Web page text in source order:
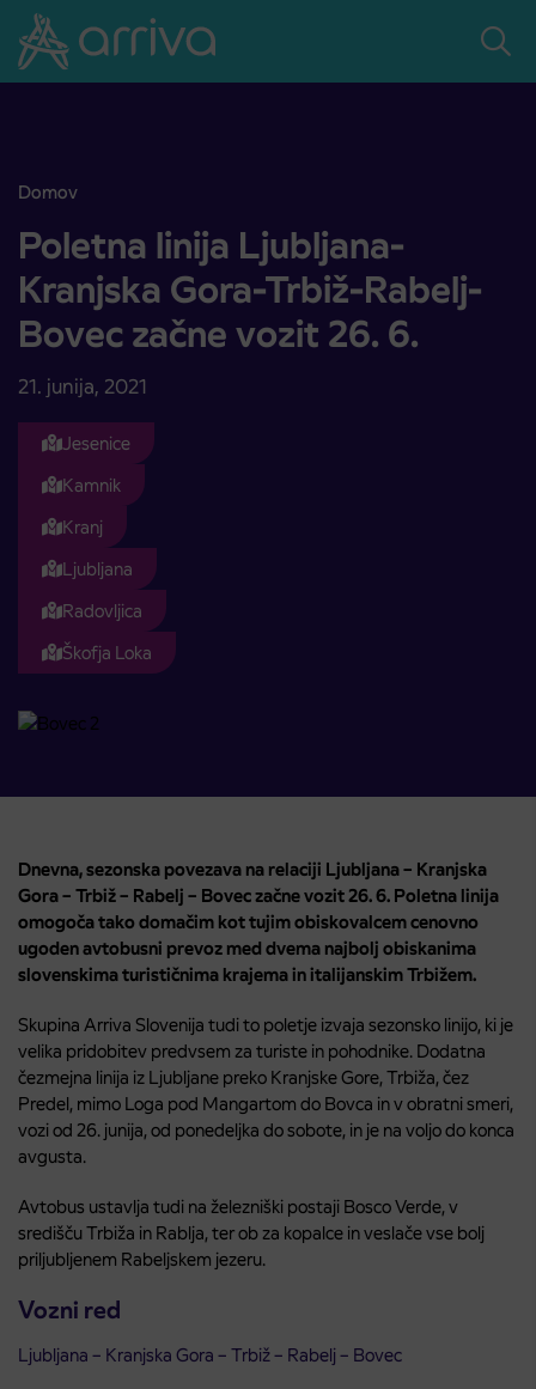
Skoči na vsebino
Domov
Poletna linija Ljubljana-Kranjska Gora-Trbiž-Rabelj-Bovec začne
Poletna linija Ljubljana-
Kranjska Gora-Trbiž-Rabelj-
Bovec začne vozit 26. 6.
21. junija, 2021
Jesenice
Kamnik
Kranj
Ljubljana
Radovljica
Škofja Loka
Dnevna, sezonska povezava na relaciji Ljubljana – Kranjska
Gora – Trbiž – Rabelj – Bovec začne vozit 26. 6. Poletna linija
omogoča tako domačim kot tujim obiskovalcem cenovno
ugoden avtobusni prevoz med dvema najbolj obiskanima
slovenskima turističnima krajema in italijanskim Trbižem.
Skupina Arriva Slovenija tudi to poletje izvaja sezonsko linijo, ki je
velika pridobitev predvsem za turiste in pohodnike. Dodatna
čezmejna linija iz Ljubljane preko Kranjske Gore, Trbiža, čez
Predel, mimo Loga pod Mangartom do Bovca in v obratni smeri,
vozi od 26. junija, od ponedeljka do sobote, in je na voljo do konca
avgusta.
Avtobus ustavlja tudi na železniški postaji Bosco Verde, v
središču Trbiža in Rablja, ter ob za kopalce in veslače vse bolj
priljubljenem Rabeljskem jezeru.
Vozni red
Ljubljana – Kranjska Gora – Trbiž – Rabelj – Bovec